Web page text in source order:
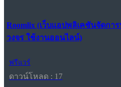
Roomlix (เว็บแอปพลิเคชันจัดก
วงจร ใช้งานออนไลน์)
ฟรีแวร์
ดาวน์โหลด : 17